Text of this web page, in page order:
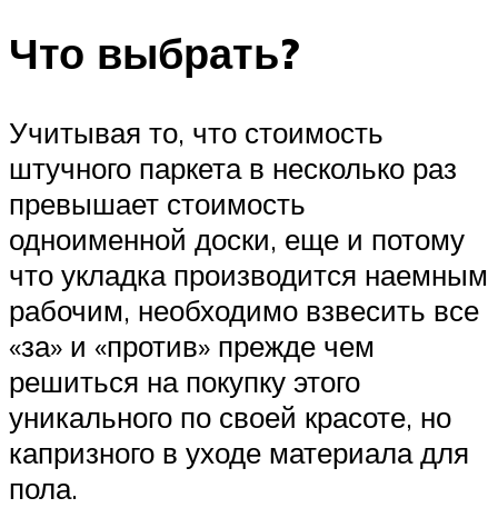
Что выбрать?
Учитывая то, что стоимость
штучного паркета в несколько раз
превышает стоимость
одноименной доски, еще и потому
что укладка производится наемным
рабочим, необходимо взвесить все
«за» и «против» прежде чем
решиться на покупку этого
уникального по своей красоте, но
капризного в уходе материала для
пола.